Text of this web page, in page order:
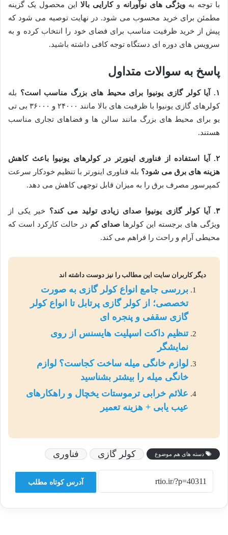
با توجه بهویژگی های نوآورانه وکارایی بالااین محصول یک گزینه
مطمئن برای خرید محسوب می شود. در نهایت توصیه می شود که
پیش از خرید ظرفیت مناسب برای فضای خود را انتخاب کرده و به
سرویس های دوره ای دستگاه توجه کافی داشته باشید.
پاسخ به سوالات متداول
۱. آیا کولر گازی یونیوا برای محیط های بزرگ مناسب است؟ بله
کولرهای گازی یونیوا با ظرفیت های بالا مانند ۲۴۰۰۰ و ۳۶۰۰۰ بی تی
یو برای محیط های بزرگ مانند سالن ها و فضاهای تجاری مناسب
هستند.
۲.
آیا استفاده از فناوری اینورتر در کولرهای یونیوا باعث کاهش
هزینه های برق می شود؟ بله فناوری اینورتر با تنظیم خودکار سرعت
کمپرسور مصرف برق را به میزان قابل توجهی کاهش می دهد.
۳. آیا کولر گازی یونیوا صدای زیادی تولید می کند؟ خیر یکی از
ویژگی های برجسته این کولرها صدای کم در حالت کارکرد است که
محیطی آرام و راحت را فراهم می کند.
دیگر کاربران سایت این مطالب را نیز دوست داشته اند
بررسی جامع انواع کولر گازی به صورت
تخصصی؛ از کولر گازی پرتابل تا انواع کولر
گازی سقفی و پنجره ای
تنظیم داکت اسپلیت هایسنس از روی
نمایشگر
لوازم خانگی میله ساخت کجاست؟ لوازم
خانگی میله را بیشتر بشناسید
علائم خرابی ترموستات یخچال و راهکارهای
عیب یابی + هزینه تعمیر
دسته های هم موضوع کولر گازی فناوری
آدرس کوتاه مطلب